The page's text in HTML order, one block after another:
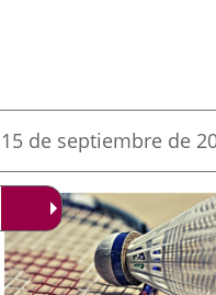
Fecha
la
noticia
15 de septiembre de